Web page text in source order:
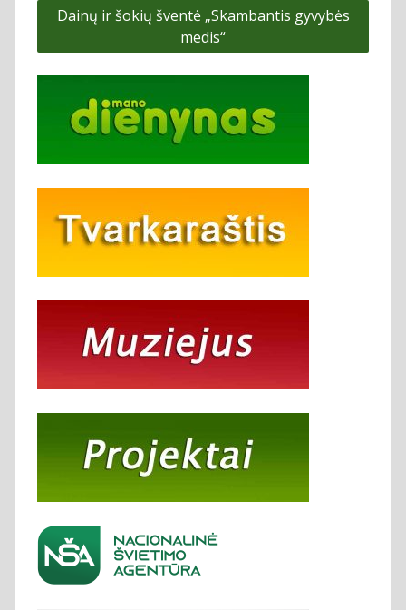
įrašų
Dainų ir šokių šventė „Skambantis gyvybės
medis“